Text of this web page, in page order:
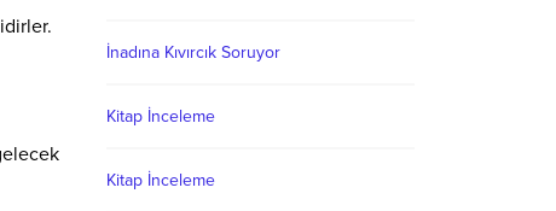
İnadına Kıvırcık Soruyor
Kitap İnceleme
Kitap İnceleme